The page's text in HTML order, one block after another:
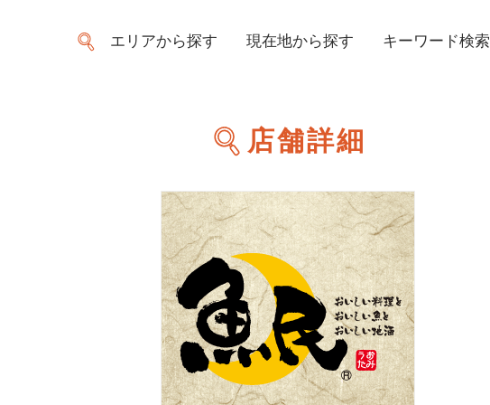
エリアから探す 現在地から探す キーワード検索
店舗詳細